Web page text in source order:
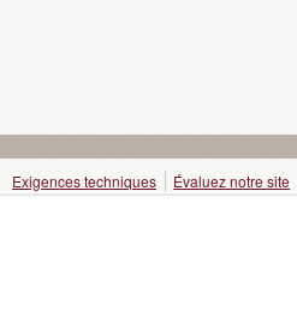
Exigences techniques Évaluez notre site